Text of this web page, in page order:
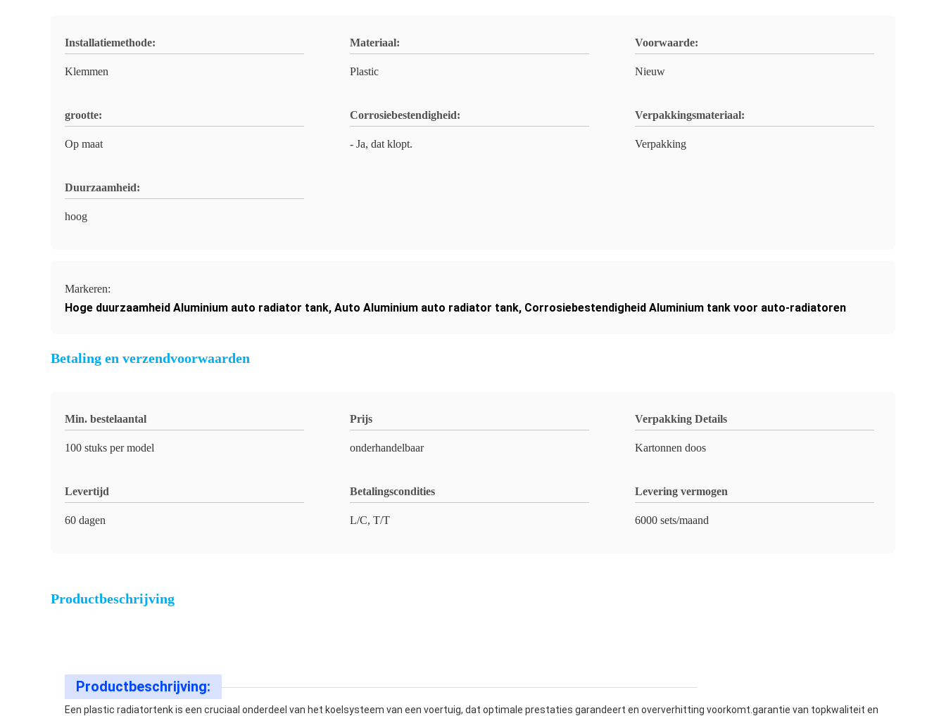
Installatiemethode:
Klemmen
Materiaal:
Plastic
Voorwaarde:
Nieuw
grootte:
Op maat
Corrosiebestendigheid:
- Ja, dat klopt.
Verpakkingsmateriaal:
Verpakking
Duurzaamheid:
hoog
Markeren:
Hoge duurzaamheid Aluminium auto radiator tank, Auto Aluminium auto radiator tank, Corrosiebestendigheid Aluminium tank voor auto-radiatoren
Betaling en verzendvoorwaarden
Min. bestelaantal
100 stuks per model
Prijs
onderhandelbaar
Verpakking Details
Kartonnen doos
Levertijd
60 dagen
Betalingscondities
L/C, T/T
Levering vermogen
6000 sets/maand
Productbeschrijving
Productbeschrijving:
Een plastic radiatortenk is een cruciaal onderdeel van het koelsysteem van een voertuig, dat optimale prestaties garandeert en oververhitting voorkomt.garantie van topkwaliteit en